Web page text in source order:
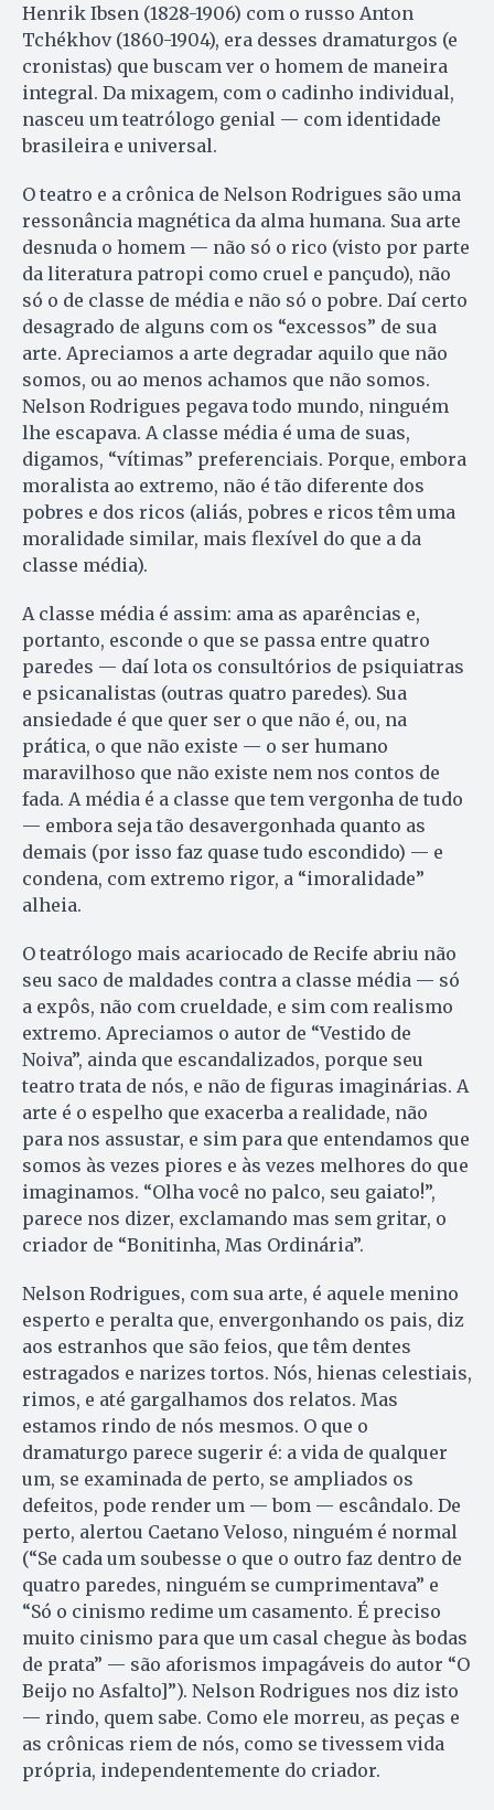
Henrik Ibsen (1828-1906) com o russo Anton
Tchékhov (1860-1904), era desses dramaturgos (e
cronistas) que buscam ver o homem de maneira
integral. Da mixagem, com o cadinho individual,
nasceu um teatrólogo genial — com identidade
brasileira e universal.
O teatro e a crônica de Nelson Rodrigues são uma
ressonância magnética da alma humana. Sua arte
desnuda o homem — não só o rico (visto por parte
da literatura patropi como cruel e pançudo), não
só o de classe de média e não só o pobre. Daí certo
desagrado de alguns com os “excessos” de sua
arte. Apreciamos a arte degradar aquilo que não
somos, ou ao menos achamos que não somos.
Nelson Rodrigues pegava todo mundo, ninguém
lhe escapava. A classe média é uma de suas,
digamos, “vítimas” preferenciais. Porque, embora
moralista ao extremo, não é tão diferente dos
pobres e dos ricos (aliás, pobres e ricos têm uma
moralidade similar, mais flexível do que a da
classe média).
A classe média é assim: ama as aparências e,
portanto, esconde o que se passa entre quatro
paredes — daí lota os consultórios de psiquiatras
e psicanalistas (outras quatro paredes). Sua
ansiedade é que quer ser o que não é, ou, na
prática, o que não existe — o ser humano
maravilhoso que não existe nem nos contos de
fada. A média é a classe que tem vergonha de tudo
— embora seja tão desavergonhada quanto as
demais (por isso faz quase tudo escondido) — e
condena, com extremo rigor, a “imoralidade”
alheia.
O teatrólogo mais acariocado de Recife abriu não
seu saco de maldades contra a classe média — só
a expôs, não com crueldade, e sim com realismo
extremo. Apreciamos o autor de “Vestido de
Noiva”, ainda que escandalizados, porque seu
teatro trata de nós, e não de figuras imaginárias. A
arte é o espelho que exacerba a realidade, não
para nos assustar, e sim para que entendamos que
somos às vezes piores e às vezes melhores do que
imaginamos. “Olha você no palco, seu gaiato!”,
parece nos dizer, exclamando mas sem gritar, o
criador de “Bonitinha, Mas Ordinária”.
Nelson Rodrigues, com sua arte, é aquele menino
esperto e peralta que, envergonhando os pais, diz
aos estranhos que são feios, que têm dentes
estragados e narizes tortos. Nós, hienas celestiais,
rimos, e até gargalhamos dos relatos. Mas
estamos rindo de nós mesmos. O que o
dramaturgo parece sugerir é: a vida de qualquer
um, se examinada de perto, se ampliados os
defeitos, pode render um — bom — escândalo. De
perto, alertou Caetano Veloso, ninguém é normal
(“Se cada um soubesse o que o outro faz dentro de
quatro paredes, ninguém se cumprimentava” e
“Só o cinismo redime um casamento. É preciso
muito cinismo para que um casal chegue às bodas
de prata” — são aforismos impagáveis do autor “O
Beijo no Asfalto]”). Nelson Rodrigues nos diz isto
— rindo, quem sabe. Como ele morreu, as peças e
as crônicas riem de nós, como se tivessem vida
própria, independentemente do criador.